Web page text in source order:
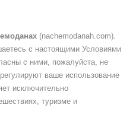
(nachemodanah.com).
с настоящими Условиями
с ними, пожалуйста, не
ваше использование
исключительно
туризме и